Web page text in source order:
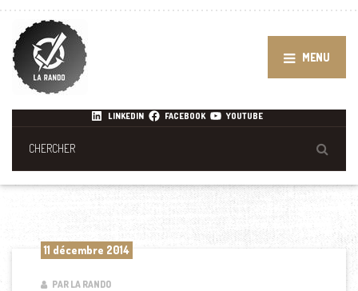
MENU
LINKEDIN FACEBOOK YOUTUBE
11 décembre 2014
PAR LA RANDO